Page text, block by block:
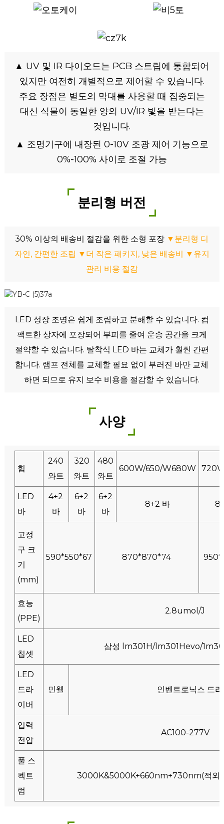
▲ UV 및 IR 다이오드는 PCB 스트립에 통합되어
있지만 여전히 개별적으로 제어할 수 있습니다.
주요 장점은 별도의 막대를 사용할 때 집중되는
대신 식물이 동일한 양의 UV/IR 빛을 받는다는
것입니다.
▲ 조명기구에 내장된 0-10V 조광 제어 기능으로
0%-100% 사이로 조절 가능
분리형 버전
30% 이상의 배송비 절감을 위한 소형 포장 ▼분리형 디
자인, 간편한 조립 ▼더 작은 패키지, 낮은 배송비 ▼유지
관리 비용 절감
LED 성장 조명은 쉽게 조립하고 분해할 수 있습니다. 컴
팩트한 상자에 포장되어 부피를 줄여 운송 공간을 크게
절약할 수 있습니다. 탈착식 LED 바는 교체가 훨씬 간편
합니다. 램프 전체를 교체할 필요 없이 부러진 바만 교체
하면 되므로 유지 보수 비용을 절감할 수 있습니다.
사양
힘
240
와트
320
와트
480
와트
600W/650/W680W
LED
바
4+2
바
6+2
바
6+2
바
8+2 바
고정
구 크
기
(mm)
590*550*67 870*870*74
효능
(PPE)
2.8umol/J
LED
칩셋
삼성 lm301H/lm301Hevo/
LED
드라
이버
민웰 인벤트로닉스 드
입력
전압
AC100-277V
풀 스
펙트
럼
3000K&5000K+660nm+730nm(적외